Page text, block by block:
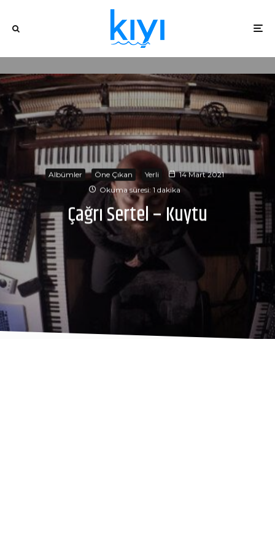
Albümler Öne Çıkan Yerli
14 Mart 2021
Okuma süresi: 1 dakika
Çağrı Sertel – Kuytu